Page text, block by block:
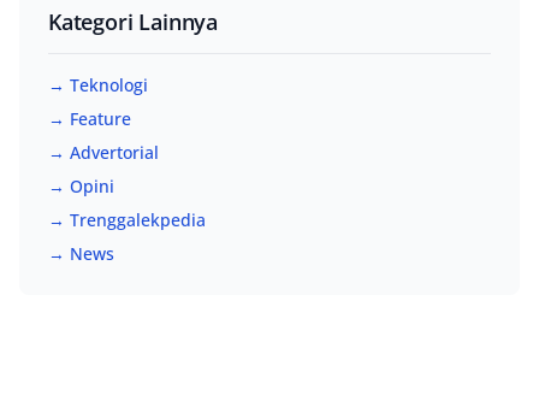
Kategori Lainnya
→ Teknologi
→ Feature
→ Advertorial
→ Opini
→ Trenggalekpedia
→ News